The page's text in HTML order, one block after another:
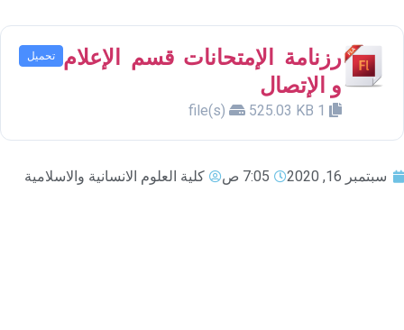
رزنامة الإمتحانات قسم الإعلام
و الإتصال
525.03 KB
تحميل
سبتمبر 16, 2020 7:05 ص كلية العلوم الانسانية والاسلامية